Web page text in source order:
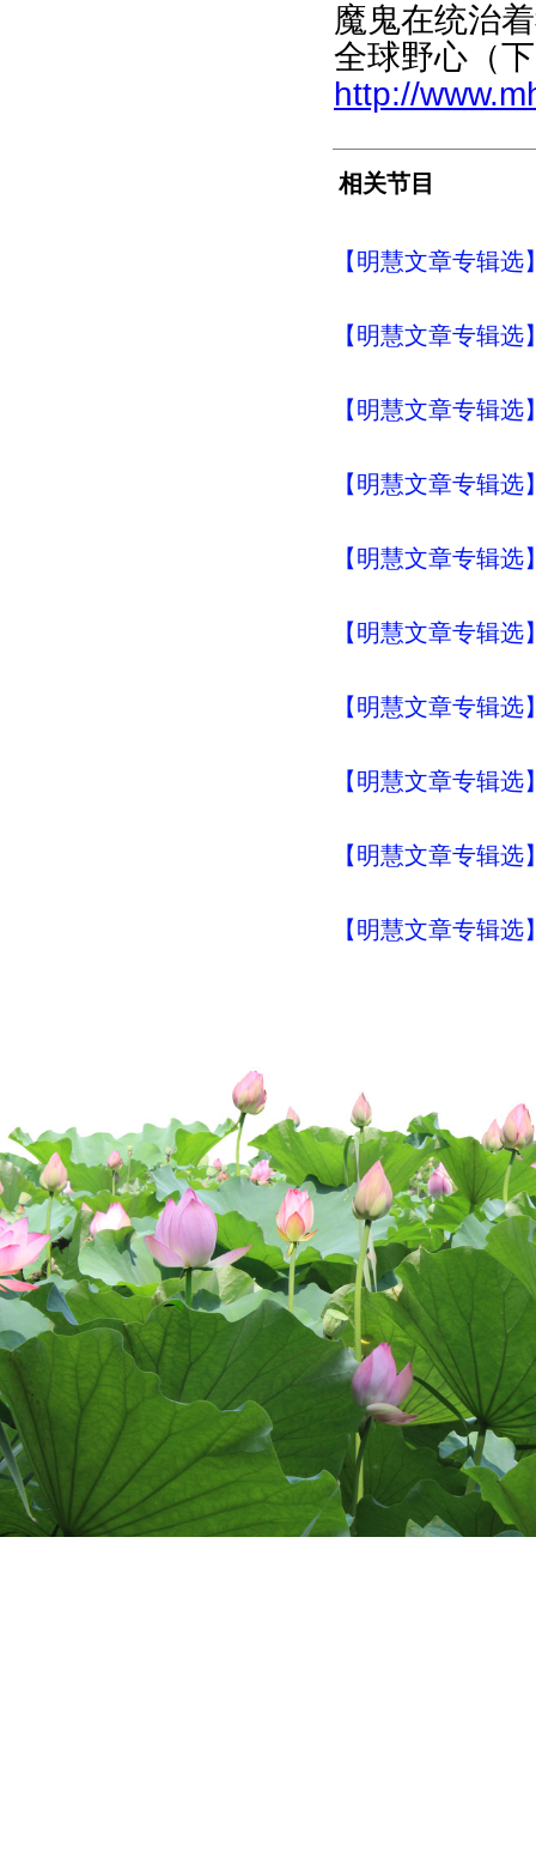
魔鬼在统治
全球野心（
http://
相关节目
【明慧文章专辑
【明慧文章专辑
【明慧文章专辑
【明慧文章专辑
【明慧文章专辑
【明慧文章专辑
【明慧文章专辑
【明慧文章专辑
【明慧文章专辑
【明慧文章专辑